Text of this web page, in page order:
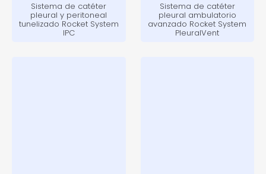
Sistema de catéter
pleural y peritoneal
tunelizado Rocket System
IPC
Sistema de catéter
pleural ambulatorio
avanzado Rocket System
PleuralVent